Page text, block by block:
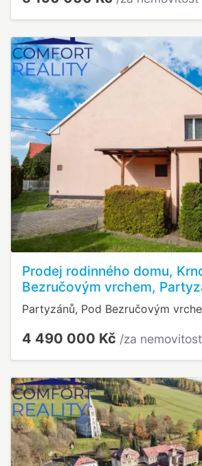
Prodej rodinného domu,
Bezručovým vrchem,
Partyzánů, Pod Bezručovým
4 490 000 Kč /za nemovitost